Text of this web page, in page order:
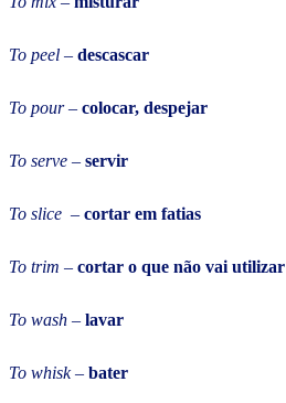
To peel – descascar
To pour– colocar, despejar
To serve – servir
To slice – cortar em fatias
To trim – cortar o que não vai utilizar
To wash – lavar
To whisk– bater